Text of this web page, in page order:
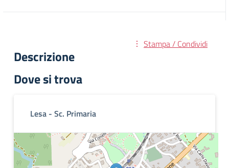
Stampa / Condividi
Descrizione
Dove si trova
Lesa - Sc. Primaria